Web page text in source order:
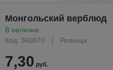
Монгольский верблюд
В наличии
Код: 360070
Розница
7,30 руб.